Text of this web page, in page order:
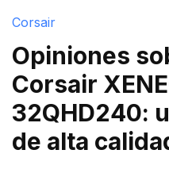
Corsair
Opiniones
Corsair
32QHD240:
de alta